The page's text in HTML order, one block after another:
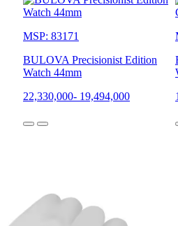
MSP: 83171
BULOVA Precisionist Edition
Watch 44mm
22,330,000- 19,494,000